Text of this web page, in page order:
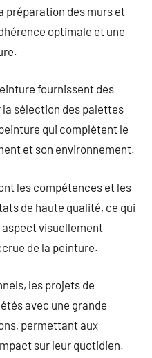
préparation des murs et
optimale et une
fournissent des
sélection des palettes
qui complètent le
et son environnement.
les compétences et les
de haute qualité, ce qui
visuellement
de la peinture.
les projets de
avec une grande
permettant aux
sur leur quotidien.